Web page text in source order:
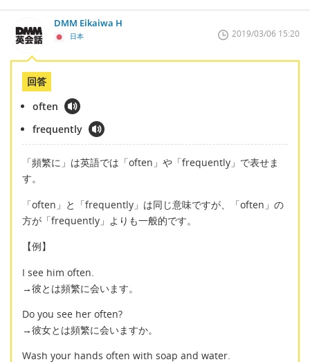
DMM Eikaiwa H
日本 2019/03/06 15:20
回答
often
frequently
「頻繁に」は英語では「often」や「frequently」で表せま
す。
「often」と「frequently」は同じ意味ですが、「often」の
方が「frequently」よりも一般的です。
【例】
I see him often.
→彼とは頻繁に会います。
Do you see her often?
→彼女とは頻繁に会いますか。
Wash your hands often with soap and water.